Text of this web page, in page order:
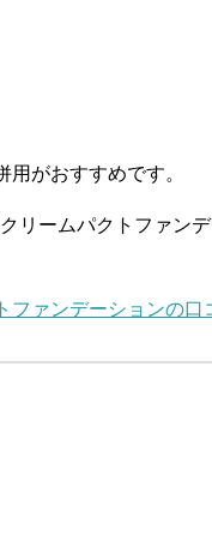
がおすすめです。
リームパクトファン
ファンデーションの口